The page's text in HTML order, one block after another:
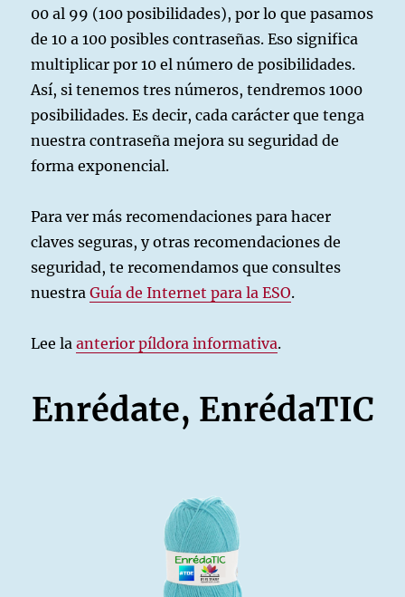
00 al 99 (100 posibilidades), por lo que pasamos
de 10 a 100 posibles contraseñas. Eso significa
multiplicar por 10 el número de posibilidades.
Así, si tenemos tres números, tendremos 1000
posibilidades. Es decir, cada carácter que tenga
nuestra contraseña mejora su seguridad de
forma exponencial.
Para ver más recomendaciones para hacer
claves seguras, y otras recomendaciones de
seguridad, te recomendamos que consultes
nuestraGuía de Internet para la ESO.
Lee laanterior píldora informativa.
Enrédate, EnrédaTIC